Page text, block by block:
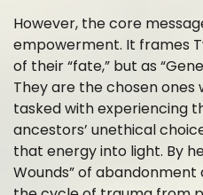
However, the core
empowerment. It frames
of their “fate,” but as
They are the chosen ones
tasked with experiencing
ancestors’ unethical
that energy into light. By
Wounds” of